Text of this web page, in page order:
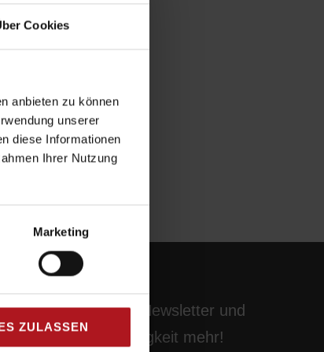
Cookies
anbieten zu können
unserer
diese Informationen
Ihrer Nutzung
Marketing
ZULASSEN
Sie unseren Newsletter und
Sie keine Neuigkeit mehr!